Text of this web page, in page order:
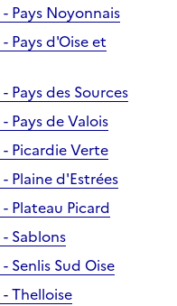
Pays Noyonnais
Pays d'Oise et
des Sources
Pays de Valois
Picardie Verte
Plaine d'Estrées
Plateau Picard
Sablons
Senlis Sud Oise
Thelloise